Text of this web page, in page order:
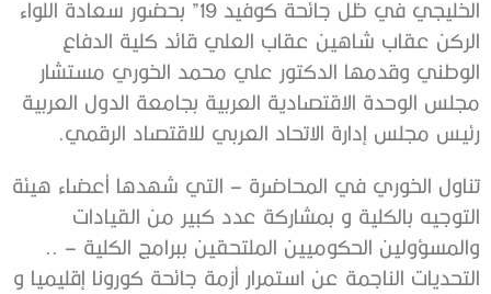
الخليجي في ظل جائحة كوفيد 19” بحضور سعادة اللواء
الركن عقاب شاهين عقاب العلي قائد كلية الدفاع
الوطني وقدمها الدكتور علي محمد الخوري ‏مستشار
مجلس الوحدة الاقتصادية العربية بجامعة الدول العربية
رئيس مجلس إدارة الاتحاد العربي للاقتصاد الرقمي.
تناول الخوري في المحاضرة – التي شهدها أعضاء هيئة
التوجيه بالكلية و بمشاركة عدد كبير من القيادات
والمسؤولين الحكوميين الملتحقين ببرامج الكلية – ..
التحديات الناجمة عن استمرار أزمة جائحة كورونا إقليميا و